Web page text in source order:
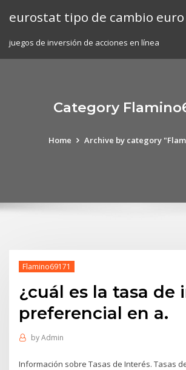
eurostat tipo de cambio
juegos de inversión de acciones en línea
Category
Home Archive by category
Flamino69171
¿cuál es la tasa de
preferencial en a.
byAdmin
Información sobre Tasas de Interés. Tasas